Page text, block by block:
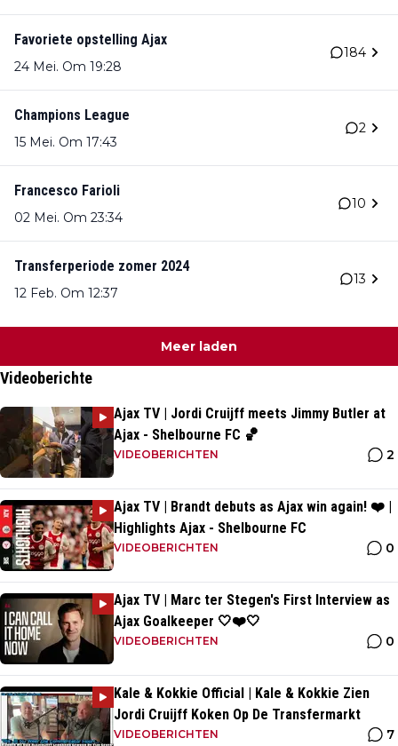
Favoriete opstelling Ajax
24 Mei. Om 19:28
184
Champions League
15 Mei. Om 17:43
2
Francesco Farioli
02 Mei. Om 23:34
10
Transferperiode zomer 2024
12 Feb. Om 12:37
13
Meer laden
Videoberichte
Ajax TV | Jordi Cruijff meets Jimmy Butler at
Ajax - Shelbourne FC 🏀
VIDEOBERICHTEN 2
Ajax TV | Brandt debuts as Ajax win again! ❤️ |
Highlights Ajax - Shelbourne FC
VIDEOBERICHTEN 0
Ajax TV | Marc ter Stegen's First Interview as
Ajax Goalkeeper 🤍❤️🤍
VIDEOBERICHTEN 0
Kale & Kokkie Official | Kale & Kokkie Zien
Jordi Cruijff Koken Op De Transfermarkt
VIDEOBERICHTEN 7